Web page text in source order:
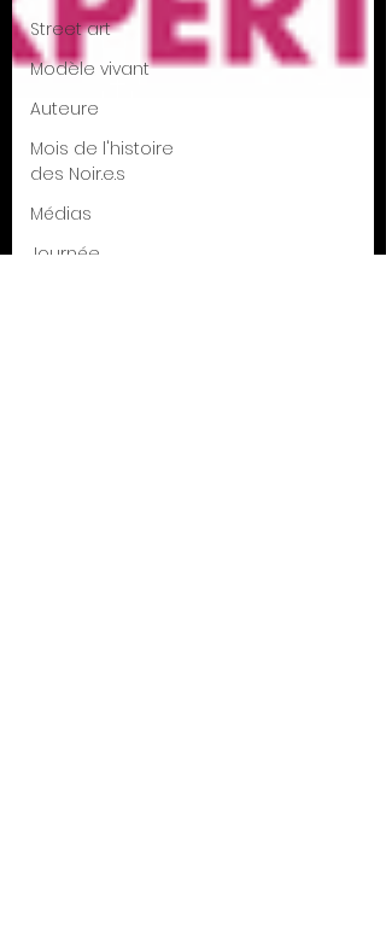
Street art
Modèle vivant
Auteure
Mois de l'histoire
des Noir.e.s
Médias
Journée